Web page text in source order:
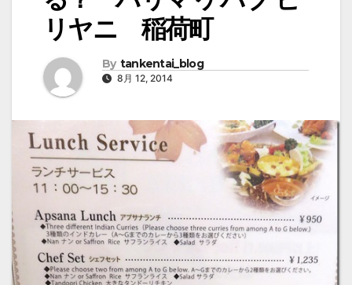
リヤニ 稲荷町
By tankentai_blog
8月 12, 2014